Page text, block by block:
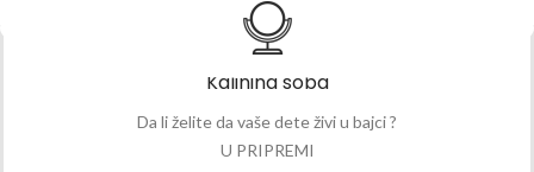
Kalinina soba
Da li želite da vaše dete živi u bajci ?
U PRIPREMI